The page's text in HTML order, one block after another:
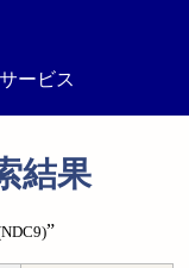
ービス
結果
”